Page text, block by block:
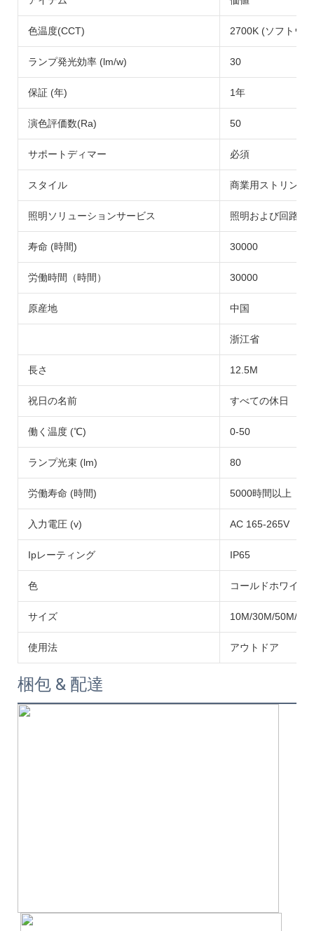
色温度(CCT) 2700K (ソフトウ
ランプ発光効率 (lm/w) 30
保証 (年) 1年
演色評価数(Ra) 50
サポートディマー 必須
スタイル 商業用ストリング
照明ソリューションサービス 照明および回路設
寿命 (時間) 30000
労働時間（時間） 30000
原産地 中国
浙江省
長さ 12.5M
祝日の名前 すべての休日
働く温度 (℃) 0-50
ランプ光束 (lm) 80
労働寿命 (時間) 5000時間以上
入力電圧 (v) AC 165-265V
Ipレーティング IP65
色 コールドホワイト
サイズ 10M/30M/50M/
使用法 アウトドア
梱包 & 配達